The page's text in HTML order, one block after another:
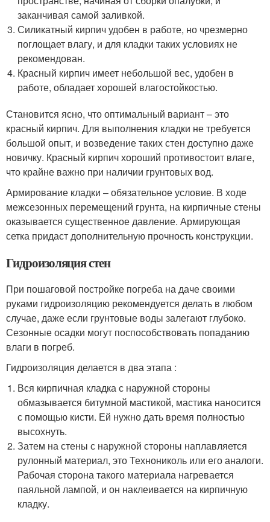
заканчивая самой заливкой.
Силикатный кирпич удобен в работе, но чрезмерно
поглощает влагу, и для кладки таких условиях не
рекомендован.
Красный кирпич имеет небольшой вес, удобен в
работе, обладает хорошей влагостойкостью.
Становится ясно, что оптимальный вариант – это
красный кирпич. Для выполнения кладки не требуется
большой опыт, и возведение таких стен доступно даже
новичку. Красный кирпич хороший противостоит влаге,
что крайне важно при наличии грунтовых вод.
Армирование кладки – обязательное условие. В ходе
межсезонных перемещений грунта, на кирпичные стены
оказывается существенное давление. Армирующая
сетка придаст дополнительную прочность конструкции.
Гидроизоляция стен
При пошаговой постройке погреба на даче своими
руками гидроизоляцию рекомендуется делать в любом
случае, даже если грунтовые воды залегают глубоко.
Сезонные осадки могут поспособствовать попаданию
влаги в погреб.
Гидроизоляция делается в два этапа :
Вся кирпичная кладка с наружной стороны
обмазывается битумной мастикой, мастика наносится
с помощью кисти. Ей нужно дать время полностью
высохнуть.
Затем на стены с наружной стороны наплавляется
рулонный материал, это Технониколь или его аналоги.
Рабочая сторона такого материала нагревается
паяльной лампой, и он наклеивается на кирпичную
кладку.